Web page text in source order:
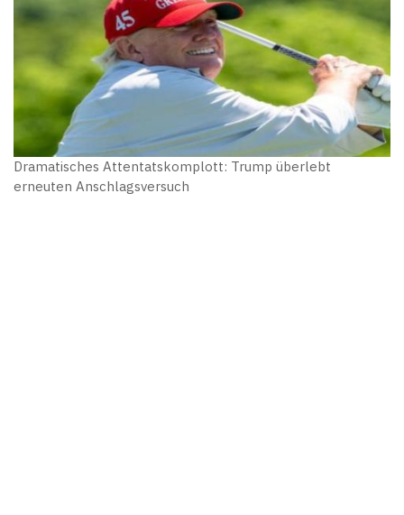
Dramatisches Attentatskomplott: Trump überlebt
erneuten Anschlagsversuch